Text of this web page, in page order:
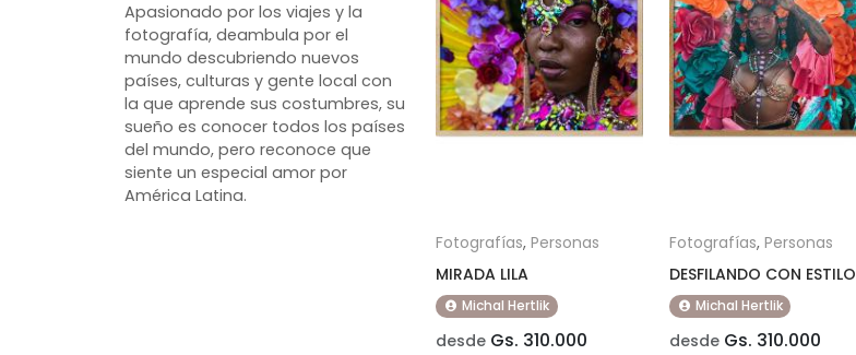
Apasionado por los viajes y la
fotografía, deambula por el
mundo descubriendo nuevos
países, culturas y gente local con
la que aprende sus costumbres, su
sueño es conocer todos los países
del mundo, pero reconoce que
siente un especial amor por
América Latina.
Fotografías, Personas
MIRADA LILA
Michal Hertlik
desde Gs. 310.000
Fotografías, Personas
DESFILANDO CON ESTILO
Michal Hertlik
desdeGs. 310.000